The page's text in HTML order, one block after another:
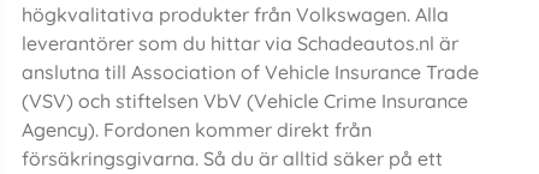
högkvalitativa produkter från Volkswagen. Alla
leverantörer som du hittar via Schadeautos.nl är
anslutna till Association of Vehicle Insurance Trade
(VSV) och stiftelsen VbV (Vehicle Crime Insurance
Agency). Fordonen kommer direkt från
försäkringsgivarna. Så du är alltid säker på ett